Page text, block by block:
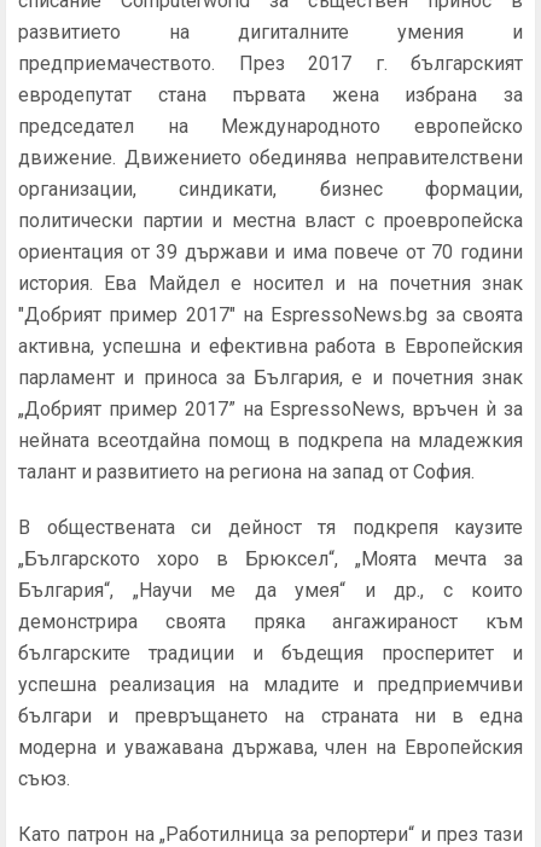
развитието на дигиталните умения и
предприемачеството. През 2017 г. българският
евродепутат стана първата жена избрана за
председател на Международното европейско
движение. Движението обединява неправителствени
организации, синдикати, бизнес формации,
политически партии и местна власт с проевропейска
ориентация от 39 държави и има повече от 70 години
история. Ева Майдел е носител и на почетния знак
"Добрият пример 2017" на EspressoNews.bg за своята
активна, успешна и ефективна работа в Европейския
парламент и приноса за България, е и почетния знак
„Добрият пример 2017” на EspressoNews, връчен ѝ за
нейната всеотдайна помощ в подкрепа на младежкия
талант и развитието на региона на запад от София.
В обществената си дейност тя подкрепя каузите
„Българското хоро в Брюксел“, „Моята мечта за
България“, „Научи ме да умея“ и др., с които
демонстрира своята пряка ангажираност към
българските традиции и бъдещия просперитет и
успешна реализация на младите и предприемчиви
българи и превръщането на страната ни в една
модерна и уважавана държава, член на Европейския
съюз.
Като патрон на „Работилница за репортери“ и през тази